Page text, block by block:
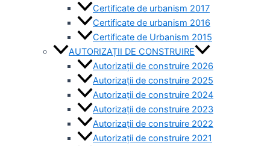
Certificate de urbanism 2017
Certificate de urbanism 2016
Certificate de Urbanism 2015
AUTORIZAȚII DE CONSTRUIRE
Autorizații de construire 2026
Autorizații de construire 2025
Autorizații de construire 2024
Autorizații de construire 2023
Autorizații de construire 2022
Autorizații de construire 2021